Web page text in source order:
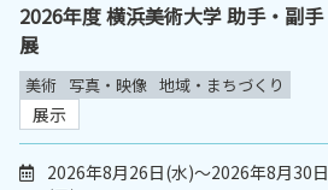
2026年度 横浜美術大学 助手・副手
展
美術 写真・映像 地域・まちづくり
展示
2026年8月26日(水)～2026年8月30日